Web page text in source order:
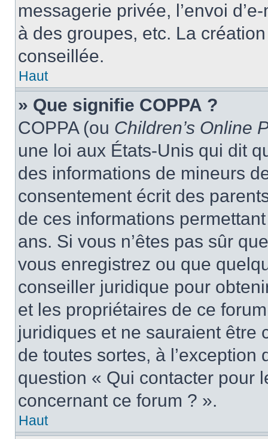
messagerie privée, l’envoi
à des groupes, etc. La
conseillée.
Haut
» Que signifie COPPA ?
COPPA (ou Children’s Online
une loi aux États-Unis qui dit
des informations de mineurs
consentement écrit des
de ces informations
ans. Si vous n’êtes pas sûr
vous enregistrez ou que
conseiller juridique pour
et les propriétaires de ce
juridiques et ne sauraient être
de toutes sortes, à
question « Qui contacter pour
concernant ce forum ? ».
Haut